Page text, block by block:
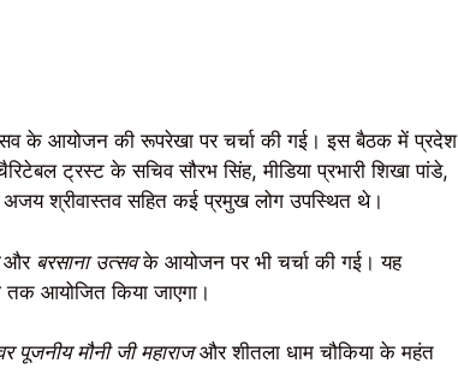
के आयोजन की रूपरेखा पर चर्चा की गई। इस बैठक में प्रदेश
ट्रस्ट के सचिव सौरभ सिंह, मीडिया प्रभारी शिखा पांडे,
श्रीवास्तव सहित कई प्रमुख लोग उपस्थित थे।
बरसाना उत्सवके आयोजन पर भी चर्चा की गई। यह
आयोजित किया जाएगा।
पूजनीय मौनी जी महाराजऔर शीतला धाम चौकिया के महंत